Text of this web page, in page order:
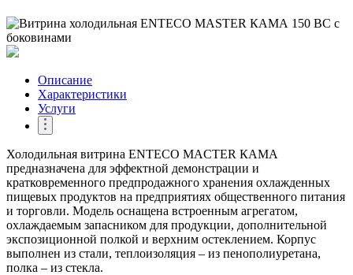
Описание
Характеристики
Услуги
Холодильная витрина ENTECO MACTER КАМА
предназначена для эффектной демонстрации и
кратковременного предпродажного хранения охлажденных
пищевых продуктов на предприятиях общественного питания
и торговли. Модель оснащена встроенным агрегатом,
охлаждаемым запасником для продукции, дополнительной
экспозиционной полкой и верхним остеклением. Корпус
выполнен из стали, теплоизоляция – из пенополиуретана,
полка – из стекла.